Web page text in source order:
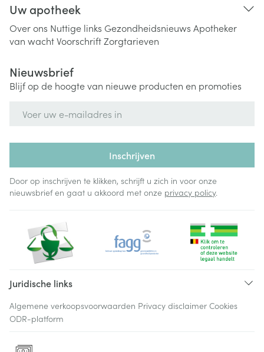
Uw apotheek
Over ons Nuttige links Gezondheidsnieuws Apotheker
van wachtVoorschriftZorgtarieven
Nieuwsbrief
Blijf op de hoogte van nieuwe producten en promoties
Inschrijven
Door op inschrijven te klikken, schrijft u zich in voor onze
nieuwsbrief en gaat u akkoord met onze privacy policy.
Juridische links
Algemene verkoopsvoorwaarden Privacy disclaimer Cookies
ODR-platform